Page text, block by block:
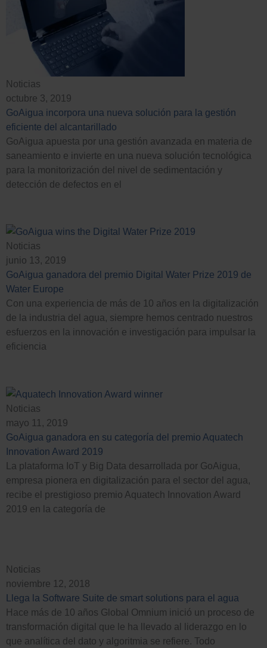
Noticias
octubre 3, 2019
GoAigua incorpora una nueva solución para la gestión
eficiente del alcantarillado
GoAigua apuesta por una gestión avanzada en materia de
saneamiento e invierte en una nueva solución tecnológica
para la monitorización del nivel de sedimentación y
detección de defectos en el
Noticias
junio 13, 2019
GoAigua ganadora del premio Digital Water Prize 2019 de
Water Europe
Con una experiencia de más de 10 años en la digitalización
de la industria del agua, siempre hemos centrado nuestros
esfuerzos en la innovación e investigación para impulsar la
eficiencia
Noticias
mayo 11, 2019
GoAigua ganadora en su categoría del premio Aquatech
Innovation Award 2019
La plataforma IoT y Big Data desarrollada por GoAigua,
empresa pionera en digitalización para el sector del agua,
recibe el prestigioso premio Aquatech Innovation Award
2019 en la categoría de
Noticias
noviembre 12, 2018
Llega la Software Suite de smart solutions para el agua
Hace más de 10 años Global Omnium inició un proceso de
transformación digital que le ha llevado al liderazgo en lo
que analítica del dato y algoritmia se refiere. Todo